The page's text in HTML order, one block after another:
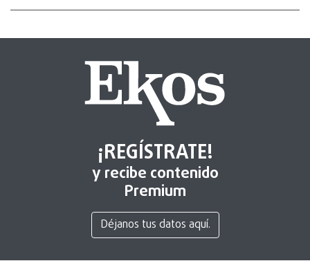
¡REGÍSTRATE!
y recibe contenido
Premium
Déjanos tus datos aquí.